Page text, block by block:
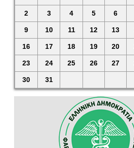
2 3 4 5 6
9 10 11 12 13
16 17 18 19 20
23 24 25 26 27
30 31